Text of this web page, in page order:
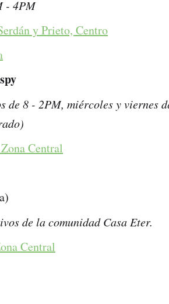
- 4PM
y Prieto, Centro
de 8 - 2PM, miércoles y viernes
Central
de la comunidad Casa Eter.
Central